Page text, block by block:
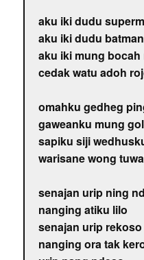
aku iki dudu
aku iki dudu batman
aku iki mung bocah
cedak watu adoh
omahku gedheg
gaweanku mung
sapiku siji
warisane wong
senajan urip ning
nanging atiku lilo
senajan urip rekoso
nanging ora tak